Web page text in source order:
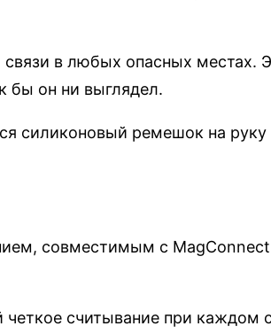
в любых опасных местах.
бы он ни выглядел.
силиконовый ремешок на руку
совместимым с MagConnect
считывание при каждом